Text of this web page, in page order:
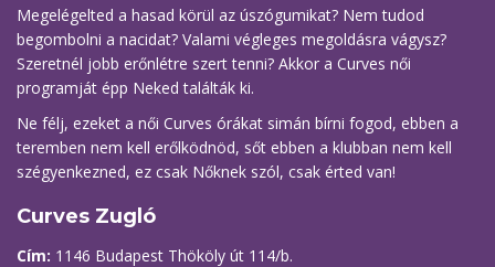
Megelégelted a hasad körül az úszógumikat? Nem tudod
begombolni a nacidat? Valami végleges megoldásra vágysz?
Szeretnél jobb erőnlétre szert tenni? Akkor a Curves női
programját épp Neked találták ki.
Ne félj, ezeket a női Curves órákat simán bírni fogod, ebben a
teremben nem kell erőlködnöd, sőt ebben a klubban nem kell
szégyenkezned, ez csak Nőknek szól, csak érted van!
Curves Zugló
Cím: 1146 Budapest Thököly út 114/b.